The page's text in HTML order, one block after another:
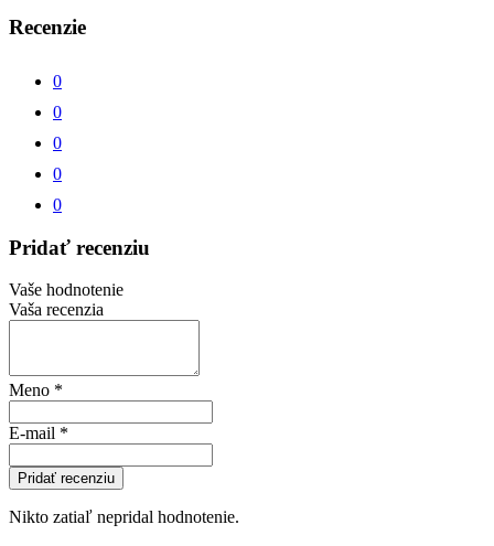
Recenzie
0
0
0
0
0
Pridať recenziu
Vaše hodnotenie
Vaša recenzia
Meno *
E-mail *
Pridať recenziu
Nikto zatiaľ nepridal hodnotenie.